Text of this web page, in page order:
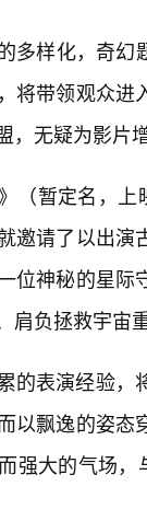
多样化，奇幻
将带领观众
，无疑为影片
（暂定名，
邀请了以出
位神秘的星
肩负拯救宇宙
的表演经验，
以飘逸的姿
强大的气场